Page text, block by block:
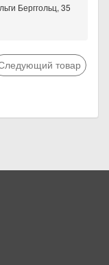
Берггольц, 35
товар